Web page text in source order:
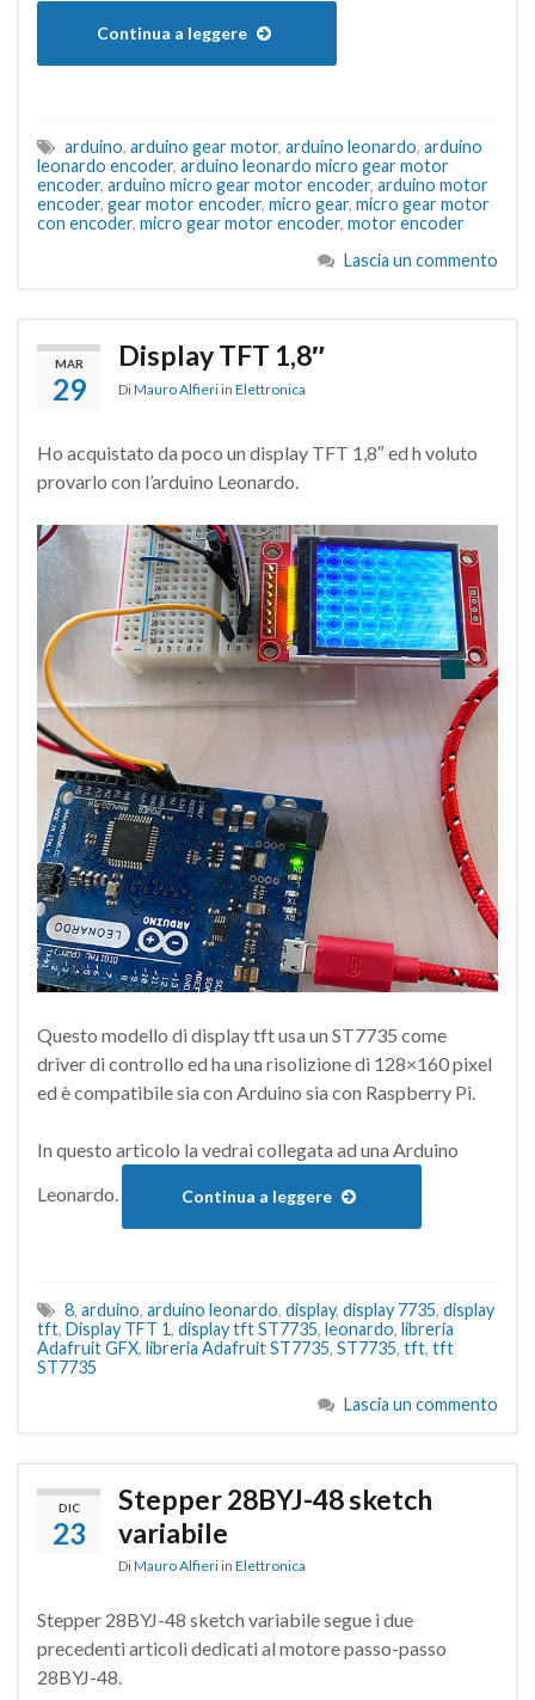
Continua a leggere
arduino, arduino gear motor, arduino leonardo, arduino
leonardo encoder, arduino leonardo micro gear motor
encoder, arduino micro gear motor encoder, arduino motor
encoder, gear motor encoder, micro gear, micro gear motor
con encoder, micro gear motor encoder, motor encoder
Lascia un commento
MAR
29
Display TFT 1,8″
DiMauro Alfieri in Elettronica
Ho acquistato da poco un display TFT 1,8″ ed h voluto
provarlo con l’arduino Leonardo.
Questo modello di display tft usa un ST7735 come
driver di controllo ed ha una risolizione di 128×160 pixel
ed è compatibile sia con Arduino sia con Raspberry Pi.
In questo articolo la vedrai collegata ad una Arduino
Leonardo.
Continua a leggere
8, arduino, arduino leonardo, display, display 7735, display
tft, Display TFT 1, display tft ST7735, leonardo, libreria
Adafruit GFX, libreria Adafruit ST7735, ST7735, tft, tft
ST7735
Lascia un commento
DIC
23
Stepper 28BYJ-48 sketch
variabile
DiMauro Alfieri in Elettronica
Stepper 28BYJ-48 sketch variabile segue i due
precedenti articoli dedicati al motore passo-passo
28BYJ-48.